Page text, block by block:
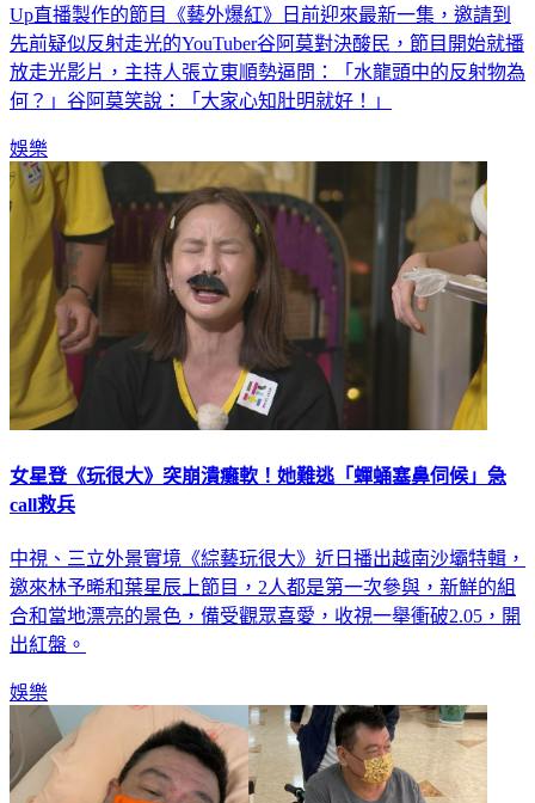
Up直播製作的節目《藝外爆紅》日前迎來最新一集，邀請到
先前疑似反射走光的YouTuber谷阿莫對決酸民，節目開始就播
放走光影片，主持人張立東順勢逼問：「水龍頭中的反射物為
何？」谷阿莫笑說：「大家心知肚明就好！」
娛樂
女星登《玩很大》突崩潰癱軟！她難逃「蟬蛹塞鼻伺候」急
call救兵
中視、三立外景實境《綜藝玩很大》近日播出越南沙壩特輯，
邀來林予晞和葉星辰上節目，2人都是第一次參與，新鮮的組
合和當地漂亮的景色，備受觀眾喜愛，收視一舉衝破2.05，開
出紅盤。
娛樂